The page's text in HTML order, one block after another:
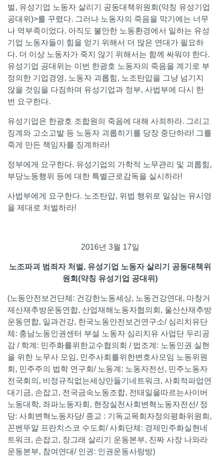
벌, 유성기업 노동자 살리기 공동대책위원회(약칭 유성기업
공대위)>를 꾸렸다. 그러나 노동자의 죽음을 막기에는 너무
나 역부족이었다. 아직도 불안한 노동환경에서 일하는 유성
기업 노동자들이 힘을 얻기 위해서 더 많은 연대가 필요하
다. 더 이상 노동자가 죽지 않기 위해서는 함께 싸워야 한다.
유성기업 공대위는 이번 한광호 노동자의 죽음을 계기로 부
정의한 기업경영, 노동자 괴롭힘, 노조탄압을 그냥 넘기지
않을 것임을 다짐하며 유성기업과 정부, 사법부에 다시 한
번 요구한다.
유성기업은 한광호 조합원의 죽음에 대해 사죄하라. 그리고
징계와 고소고발 등 노동자 괴롭히기를 당장 중단하라! 그를
죽게 만든 책임자를 징계하라!
정부에게 요구한다. 유성기업의 가학적 노무관리 및 괴롭힘,
부당노동행위 등에 대한 특별근로감독을 실시하라!
사법부에게 요구한다. 노조탄압, 위법 행위로 일삼는 유시영
을 제대로 처벌하라!
2016년 3월 17일
노조파괴 범죄자 처벌, 유성기업 노동자 살리기 공동대책위
원회(약칭 유성기업 공대위)
(노동안전보건단체: 건강한노동세상, 노동건강연대, 마창거
제산재추방운동연합, 산업재해노동자협의회, 울산산재추방
운동연합, 일과건강, 한국노동안전보건연구소/ 심리치유단
체: 충남노동인권센터 부설 노동자 심리치유 사업단 두리공
감 / 학계: 민주화를위한교수협의회 / 법조계: 노동인권 실현
을 위한 노무사 모임, 민주사회를위한변호사모임 노동위원
회, 민주주의 법학 연구회/ 노동계: 노동자전선, 민주노동자
전국회의, 비정규직없는세상만들기네트워크, 사회적파업연
대기금, 손잡고, 전국금속노동조합, 전태일을따르는사이버
노동대학, 좌파노동자회, 현장실천사회변혁노동자전선/ 정
당: 사회변혁노동자당/ 종교 : 기독교목회자정의평화위원회,
꼰벤뚜알 프란치스코 수도회/ 사회단체: 경제민주화실현네
트워크, 손잡고, 장그래 살리기 운동본부, 진짜 사장 나와라
운동본부, 참여연대/ 인권: 인권운동사랑방)